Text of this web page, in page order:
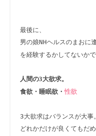
最後に、
男の娘NHヘルスのまおに
を経験するかしてないか
人間の3大欲求。
食欲・睡眠欲・性欲
3大欲求はバランスが大事。
どれかだけが良くてもだ